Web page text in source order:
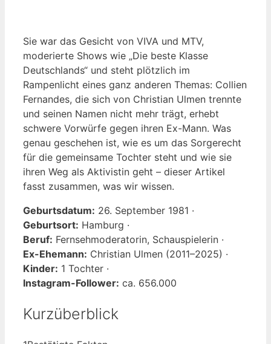
Sie war das Gesicht von VIVA und MTV,
moderierte Shows wie „Die beste Klasse
Deutschlands“ und steht plötzlich im
Rampenlicht eines ganz anderen Themas: Collien
Fernandes, die sich von Christian Ulmen trennte
und seinen Namen nicht mehr trägt, erhebt
schwere Vorwürfe gegen ihren Ex-Mann. Was
genau geschehen ist, wie es um das Sorgerecht
für die gemeinsame Tochter steht und wie sie
ihren Weg als Aktivistin geht – dieser Artikel
fasst zusammen, was wir wissen.
Geburtsdatum: 26. September 1981 ·
Geburtsort: Hamburg ·
Beruf: Fernsehmoderatorin, Schauspielerin ·
Ex-Ehemann: Christian Ulmen (2011–2025) ·
Kinder: 1 Tochter ·
Instagram-Follower: ca. 656.000
Kurzüberblick